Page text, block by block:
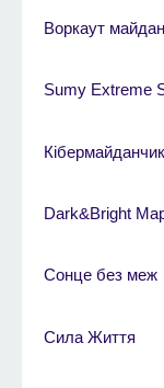
Воркаут
Sumy Extreme
Кібермайданчик
Dark&Bright
Сонце без меж
Сила Життя